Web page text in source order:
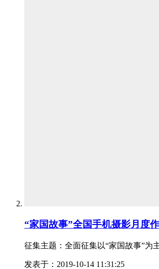
“家国故事”全国手机摄影月度
征集主题：全面征集以“家国故事”为
发表于：2019-10-14 11:31:25